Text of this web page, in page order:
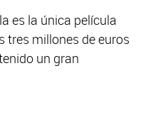
es la única película
tres millones de euros
un gran